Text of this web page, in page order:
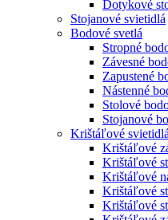
Dotykové
Stojanové svietidlá
Bodové svetlá
Stropné
Závesné
Zapustené
Nástenné
Stolové
Stojanové
Krištáľové svietidlá
Krištáľové
Krištáľové
Krištáľové
Krištáľové
Krištáľové